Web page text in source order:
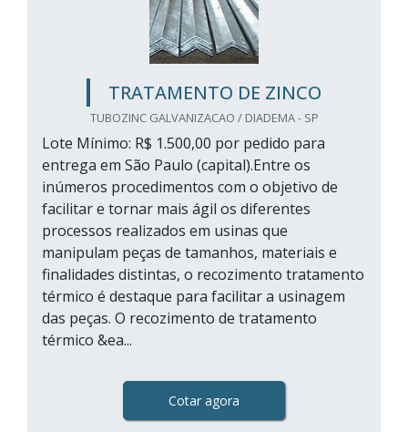
TRATAMENTO DE ZINCO
TUBOZINC GALVANIZACAO / DIADEMA - SP
Lote Mínimo: R$ 1.500,00 por pedido para
entrega em São Paulo (capital).Entre os
inúmeros procedimentos com o objetivo de
facilitar e tornar mais ágil os diferentes
processos realizados em usinas que
manipulam peças de tamanhos, materiais e
finalidades distintas, o recozimento tratamento
térmico é destaque para facilitar a usinagem
das peças. O recozimento de tratamento
térmico &ea...
Cotar agora